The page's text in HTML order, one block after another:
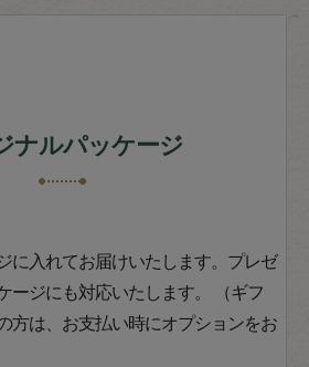
ナルパッケージ
に入れてお届けいたします。プレゼ
ージにも対応いたします。 （ギフ
方は、お支払い時にオプションをお